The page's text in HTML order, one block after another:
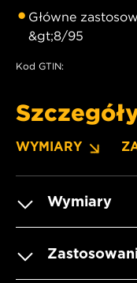
Główne
&gt;8/95
Kod GTIN:
WYMIARY
Wymiary